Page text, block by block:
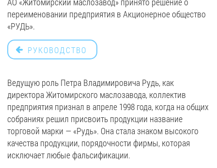
0412 48 28 17
переименовании предприятия в Акционерное общество
«РУДЬ».
РУКОВОДСТВО
Ведущую роль Петра Владимировича Рудь, как
директора Житомирского маслозавода, коллектив
предприятия признал в апреле 1998 года, когда на общих
собраниях решил присвоить продукции название
торговой марки — «Рудь». Она стала знаком высокого
качества продукции, порядочности фирмы, которая
исключает любые фальсификации.